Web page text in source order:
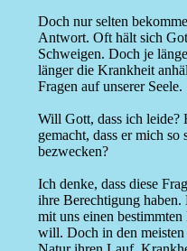
Doch nur selten
Antwort. Oft hält sich
Schweigen. Doch je
länger die Krankheit
Fragen auf unserer Seele.
Will Gott, dass ich leide?
gemacht, dass er mich
bezwecken?
Ich denke, dass diese
ihre Berechtigung
mit uns einen
will. Doch in den